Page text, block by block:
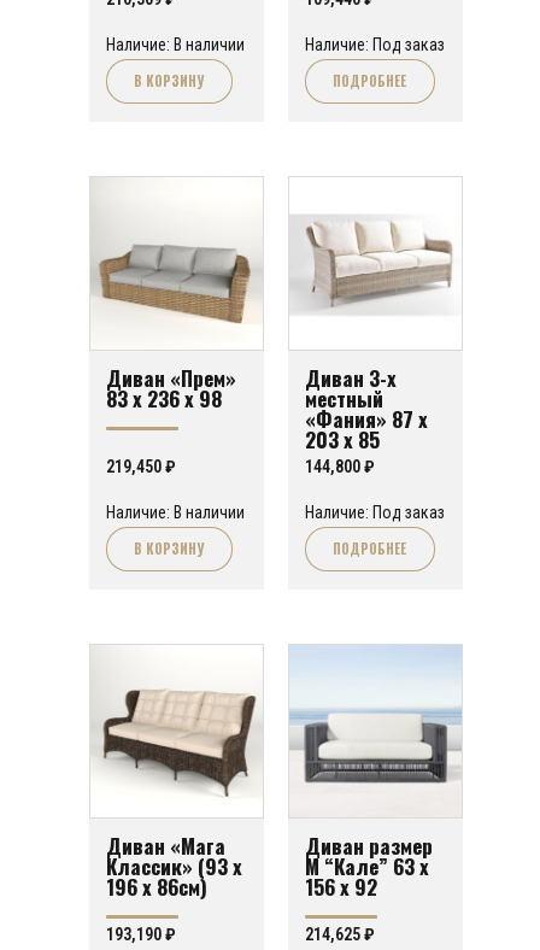
Наличие: В наличии
В КОРЗИНУ
Наличие: Под заказ
ПОДРОБНЕЕ
Диван «Прем»
83 х 236 х 98
219,450₽
Наличие: В наличии
В КОРЗИНУ
Диван 3-х
местный
«Фания» 87 х
203 х 85
144,800₽
Наличие: Под заказ
ПОДРОБНЕЕ
Диван «Мага
Классик» (93 х
196 х 86см)
193,190₽
Диван размер
М “Кале” 63 х
156 х 92
214,625₽